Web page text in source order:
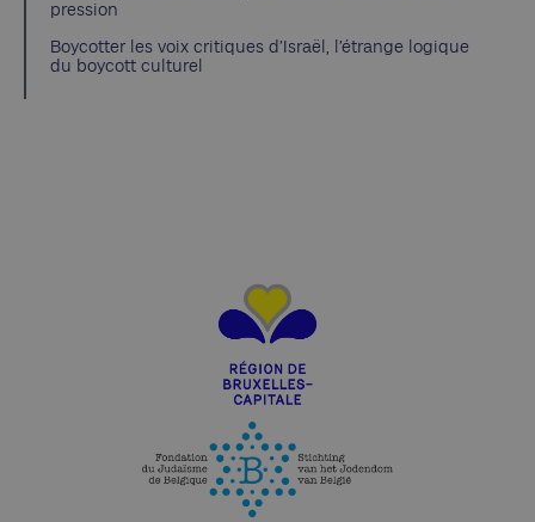
pression
Boycotter les voix critiques d’Israël, l’étrange logique
du boycott culturel